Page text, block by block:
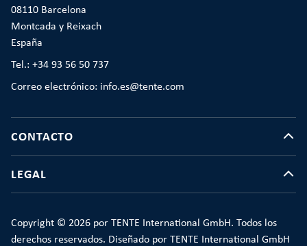
08110 Barcelona
Montcada y Reixach
España
Tel.: +34 93 56 50 737
Correo electrónico: info.es@tente.com
CONTACTO
LEGAL
Copyright © 2026 por TENTE International GmbH. Todos los
derechos reservados. Diseñado por TENTE International GmbH